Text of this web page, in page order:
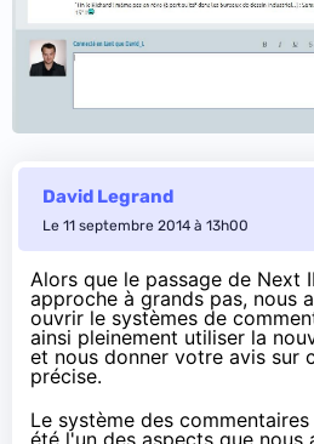
David Legrand
Le 11 septembre 2014 à 13h00
Alors que le passage de Next
approche à grands pas, nous
ouvrir le systèmes de
ainsi pleinement utiliser la
et nous donner votre avis sur
précise.
Le système des